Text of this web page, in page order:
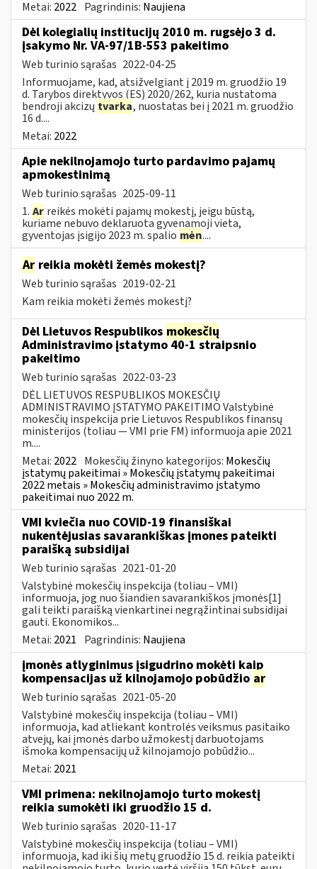
Metai: 2022 Pagrindinis: Naujiena
Dėl kolegialių institucijų 2010 m. rugsėjo 3 d.
įsakymo Nr. VA-97/1B-553 pakeitimo
Web turinio sąrašas 2022-04-25
Informuojame, kad, atsižvelgiant į 2019 m. gruodžio 19
d. Tarybos direktyvos (ES) 2020/262, kuria nustatoma
bendroji akcizų tvarka, nuostatas bei į 2021 m. gruodžio
16 d....
Metai: 2022
Apie nekilnojamojo turto pardavimo pajamų
apmokestinimą
Web turinio sąrašas 2025-09-11
1. Ar reikės mokėti pajamų mokestį, jeigu būstą,
kuriame nebuvo deklaruota gyvenamoji vieta,
gyventojas įsigijo 2023 m. spalio mėn....
Ar reikia mokėti žemės mokestį?
Web turinio sąrašas 2019-02-21
Kam reikia mokėti žemės mokestį?
Dėl Lietuvos Respublikos mokesčių
Administravimo įstatymo 40-1 straipsnio
pakeitimo
Web turinio sąrašas 2022-03-23
DĖL LIETUVOS RESPUBLIKOS MOKESČIŲ
ADMINISTRAVIMO ĮSTATYMO PAKEITIMO Valstybinė
mokesčių inspekcija prie Lietuvos Respublikos finansų
ministerijos (toliau — VMI prie FM) informuoja apie 2021
m....
Metai: 2022 Mokesčių žinyno kategorijos: Mokesčių
įstatymų pakeitimai » Mokesčių įstatymų pakeitimai
2022 metais » Mokesčių administravimo įstatymo
pakeitimai nuo 2022 m.
VMI kviečia nuo COVID-19 finansiškai
nukentėjusias savarankiškas įmones pateikti
paraišką subsidijai
Web turinio sąrašas 2021-01-20
Valstybinė mokesčių inspekcija (toliau – VMI)
informuoja, jog nuo šiandien savarankiškos įmonės[1]
gali teikti paraišką vienkartinei negrąžintinai subsidijai
gauti. Ekonomikos...
Metai: 2021 Pagrindinis: Naujiena
įmonės atlyginimus įsigudrino mokėti kaip
kompensacijas už kilnojamojo pobūdžio ar
Web turinio sąrašas 2021-05-20
Valstybinė mokesčių inspekcija (toliau – VMI)
informuoja, kad atliekant kontrolės veiksmus pasitaiko
atvejų, kai įmonės darbo užmokestį darbuotojams
išmoka kompensacijų už kilnojamojo pobūdžio...
Metai: 2021
VMI primena: nekilnojamojo turto mokestį
reikia sumokėti iki gruodžio 15 d.
Web turinio sąrašas 2020-11-17
Valstybinė mokesčių inspekcija (toliau – VMI)
informuoja, kad iki šių metų gruodžio 15 d. reikia pateikti